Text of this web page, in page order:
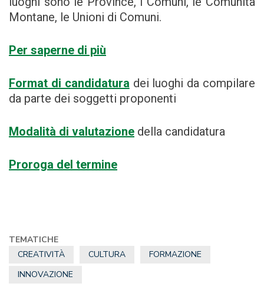
Montane, le Unioni di Comuni.
Per saperne di più
Format di candidatura dei luoghi da compilare
da parte dei soggetti proponenti
Modalità di valutazione della candidatura
Proroga del termine
TEMATICHE
CREATIVITÀ
CULTURA
FORMAZIONE
INNOVAZIONE